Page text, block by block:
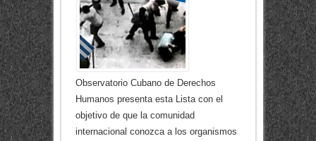
Observatorio Cubano de Derechos
Humanos presenta esta Lista con el
objetivo de que la comunidad
internacional conozca a los organismos